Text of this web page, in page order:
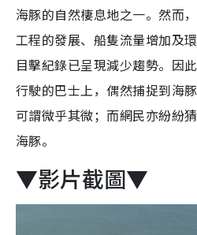
海豚的自然棲息地之一。然而
工程的發展、船隻流量增加及
目擊紀錄已呈現減少趨勢。因
行駛的巴士上，偶然捕捉到海
可謂微乎其微；而網民亦紛紛
海豚。
▼影片截圖▼